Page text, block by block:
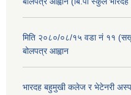
मिति २०८०/०८/१५ वडा नं ११
बोलपत्र आह्वान
भारदह बहुमुखी कलेज र भेटेनरी